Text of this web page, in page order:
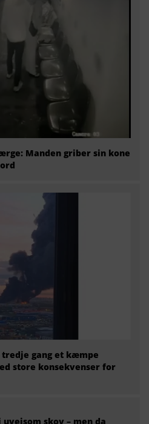
Manden griber sin kone
gang et kæmpe
store konsekvenser for
skov – men da